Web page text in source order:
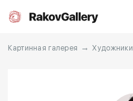
Картинная галерея → Художники